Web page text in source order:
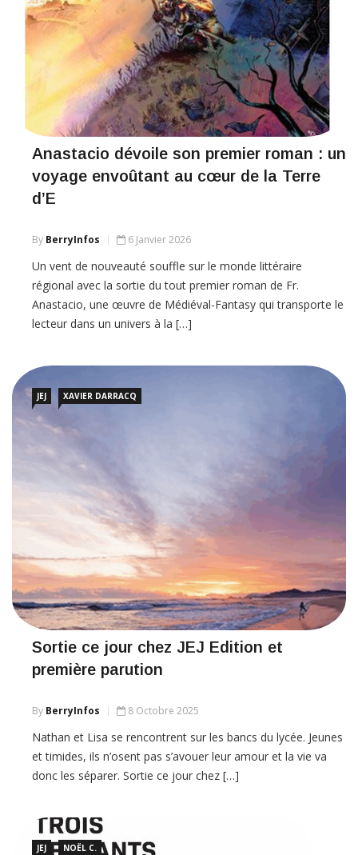
Anastacio dévoile son premier roman : un
voyage envoûtant au cœur de la Terre
d’E
By BerryInfos 6 Janvier 2026
Un vent de nouveauté souffle sur le monde littéraire
régional avec la sortie du tout premier roman de Fr.
Anastacio, une œuvre de Médiéval-Fantasy qui transporte le
lecteur dans un univers à la […]
JEJ XAVIER DARRACQ
Sortie ce jour chez JEJ Edition et
première parution
By BerryInfos 8 Octobre 2025
Nathan et Lisa se rencontrent sur les bancs du lycée. Jeunes
et timides, ils n’osent pas s’avouer leur amour et la vie va
donc les séparer. Sortie ce jour chez […]
JEJ NOËL C.